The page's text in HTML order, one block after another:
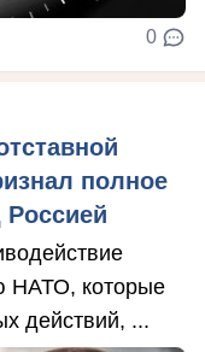
0
полное
НАТО, которые
действий, ...